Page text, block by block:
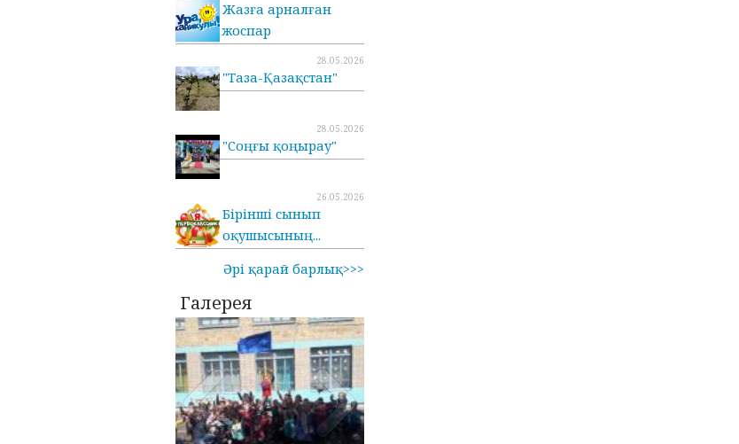
Жазға арналған
жоспар
28.05.2026
"Таза-Қазақстан"
28.05.2026
"Соңғы қоңырау"
26.05.2026
Бірінші сынып
оқушысының...
Әрі қарай барлық>>>
Галерея